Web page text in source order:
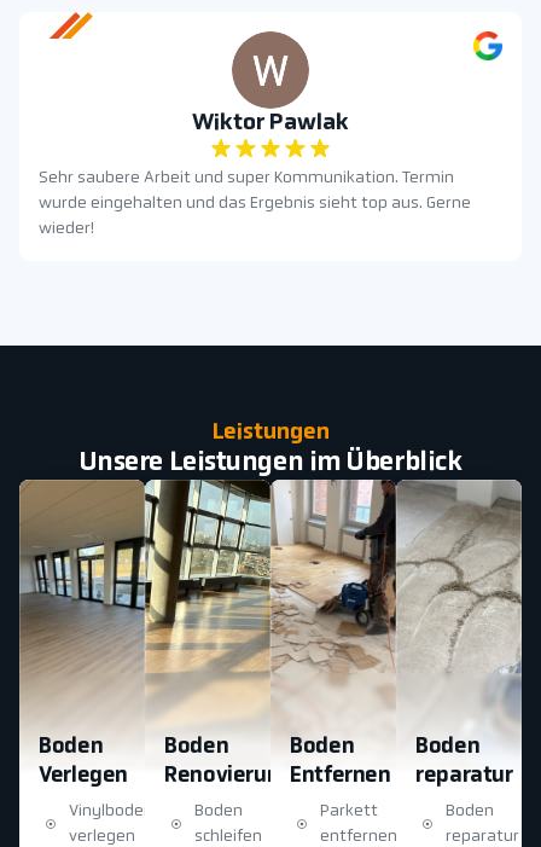
Wiktor Pawlak
Sehr saubere Arbeit und super Kommunikation. Termin
wurde eingehalten und das Ergebnis sieht top aus. Gerne
wieder!
Leistungen
Unsere Leistungen im Überblick
Boden
Verlegen
Vinylboden
verlegen
Boden
Renovierung
Boden
schleifen
Boden
Entfernen
Parkett
entfernen
Boden
reparatur
Boden
reparatur